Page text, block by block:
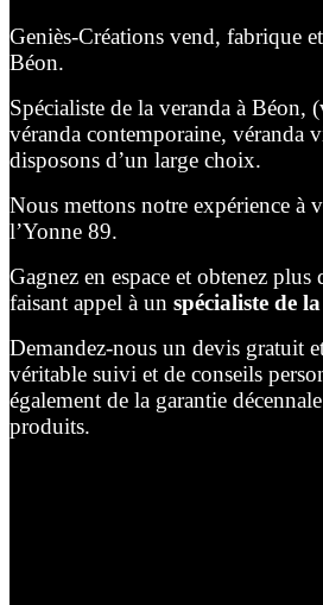
Geniès-Créations vend, fabrique
Béon.
Spécialiste de la veranda à Béon,
véranda contemporaine, véranda
disposons d’un large choix.
Nous mettons notre expérience à
l’Yonne 89.
Gagnez en espace et obtenez
faisant appel à un spécialiste de
Demandez-nous un devis gratuit
véritable suivi et de conseils
également de la garantie
produits.